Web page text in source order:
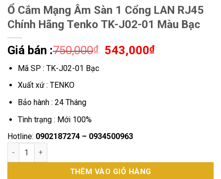
Ổ Cắm Mạng Âm Sàn 1 Cổng LAN RJ45
Chính Hãng Tenko TK-J02-01 Màu Bạc
Giá bán :750,000₫
Giá
543,000₫Giá
Mã SP : TK-J02-01 Bạc
Xuất xứ : TENKO
Bảo hành : 24 Tháng
Tình trạng : Mới 100%
Hotline: 0902187274 – 0934500963
Ổ Cắm Mạng Âm Sàn 1 Cổng LAN RJ45 Chính Hãng Tenko
THÊM VÀO GIỎ HÀNG